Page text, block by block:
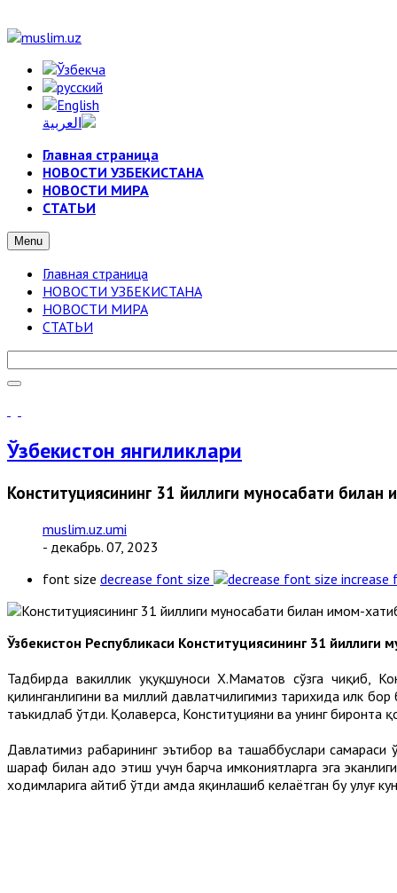
Главная страница
НОВОСТИ УЗБЕКИСТАНА
НОВОСТИ МИРА
СТАТЬИ
Menu
Главная страница
НОВОСТИ УЗБЕКИСТАНА
НОВОСТИ МИРА
СТАТЬИ
Ўзбекистон янгиликлари
Конституциясининг 31 йиллиги муносабати
muslim.uz.umi
- декабрь. 07, 2023
font size decrease font size increase
Ўзбекистон Республикаси Конституциясининг 31
Тадбирда вакиллик ҳуқуқшуноси Х.Маматов сўзга чиқиб,
қилинганлигини ва миллий давлатчилигимиз тарихида илк
таъкидлаб ўтди. Қолаверса, Конституцияни ва унинг биронта
Давлатимиз раҳбарининг эътибор ва ташаббуслари
шараф билан адо этиш учун барча имкониятларга эга
ходимларига айтиб ўтди ҳамда яқинлашиб келаётган бу